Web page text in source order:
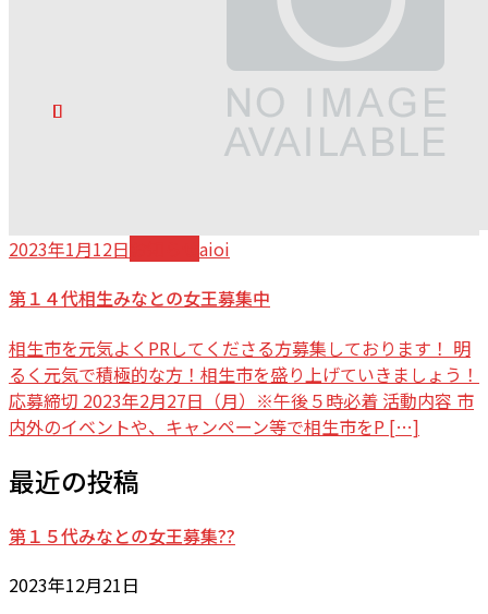
2023年1月12日
aioi
第１４代相生みなとの女王募集中
相生市を元気よくPRしてくださる方募集しております！ 明
るく元気で積極的な方！相生市を盛り上げていきましょう！
応募締切 2023年2月27日（月）※午後５時必着 活動内容 市
内外のイベントや、キャンペーン等で相生市をP […]
最近の投稿
第１５代みなとの女王募集??
2023年12月21日